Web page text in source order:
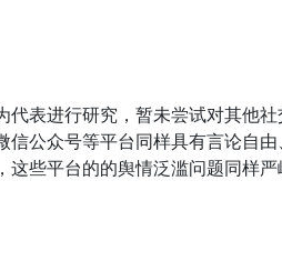
表进行研究，暂未尝试对其他
公众号等平台同样具有言论自
些平台的的舆情泛滥问题同样严